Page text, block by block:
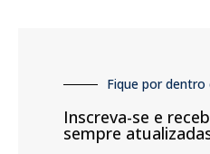
Fique por dentro
Inscreva-se e
sempre